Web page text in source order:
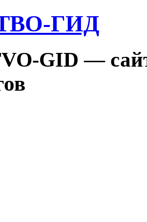
ГИД
GID —